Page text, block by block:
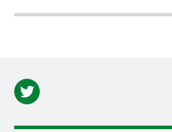
Twitter